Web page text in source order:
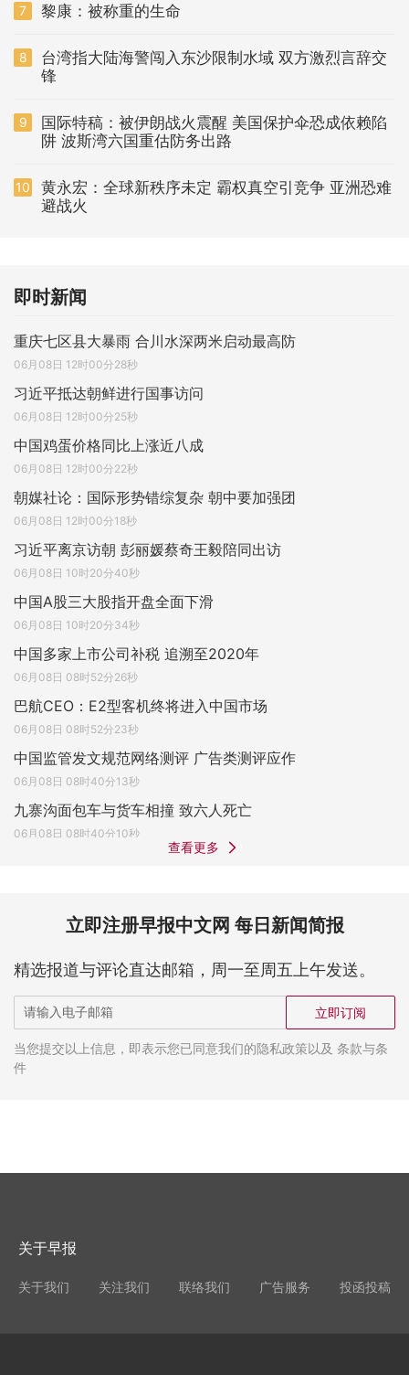
7 黎康：被称重的生命
8
台湾指大陆海警闯入东沙限制水域 双方激烈言辞交
锋
9
国际特稿：被伊朗战火震醒 美国保护伞恐成依赖陷
阱 波斯湾六国重估防务出路
10
黄永宏：全球新秩序未定 霸权真空引竞争 亚洲恐难
避战火
即时新闻
重庆七区县大暴雨 合川水深两米启动最高防
06月08日 12时00分28秒
习近平抵达朝鲜进行国事访问
06月08日 12时00分25秒
中国鸡蛋价格同比上涨近八成
06月08日 12时00分22秒
朝媒社论：国际形势错综复杂 朝中要加强团
06月08日 12时00分18秒
习近平离京访朝 彭丽媛蔡奇王毅陪同出访
06月08日 10时20分40秒
中国A股三大股指开盘全面下滑
06月08日 10时20分34秒
中国多家上市公司补税 追溯至2020年
06月08日 08时52分26秒
巴航CEO：E2型客机终将进入中国市场
06月08日 08时52分23秒
中国监管发文规范网络测评 广告类测评应作
06月08日 08时40分13秒
九寨沟面包车与货车相撞 致六人死亡
06月08日 08时40分10秒
查看更多
立即注册早报中文网 每日新闻简报
精选报道与评论直达邮箱，周一至周五上午发送。
立即订阅
当您提交以上信息，即表示您已同意我们的隐私政策以及 条款与条
件
关于早报
关于我们 关注我们 联络我们 广告服务 投函投稿